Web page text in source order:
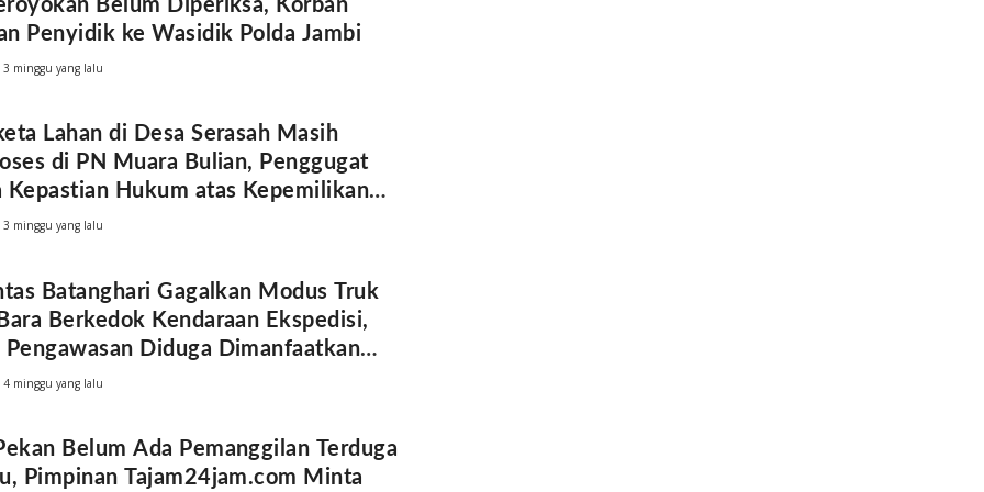
Belum Diperiksa, Korban
Penyidik ke Wasidik Polda Jambi
3 minggu yang lalu
Lahan di Desa Serasah Masih
di PN Muara Bulian, Penggugat
Kepastian Hukum atas Kepemilikan
Tanah
3 minggu yang lalu
Batanghari Gagalkan Modus Truk
Berkedok Kendaraan Ekspedisi,
Pengawasan Diduga Dimanfaatkan
4 minggu yang lalu
Belum Ada Pemanggilan Terduga
Pimpinan Tajam24jam.com Minta